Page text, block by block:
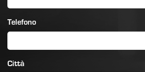
Telefono
Città